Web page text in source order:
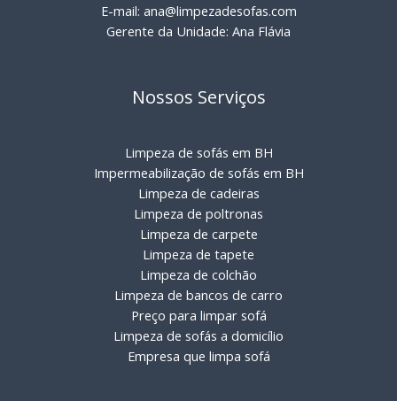
E-mail: ana@limpezadesofas.com
Gerente da Unidade: Ana Flávia
Nossos Serviços
Limpeza de sofás em BH
Impermeabilização de sofás em BH
Limpeza de cadeiras
Limpeza de poltronas
Limpeza de carpete
Limpeza de tapete
Limpeza de colchão
Limpeza de bancos de carro
Preço para limpar sofá
Limpeza de sofás a domicílio
Empresa que limpa sofá